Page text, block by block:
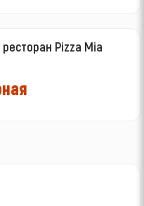
Pizza Mia